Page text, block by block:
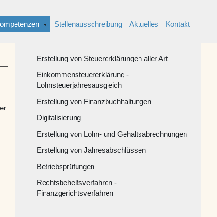
Stellenausschreibung Aktuelles Kontakt
Erstellung von Steuererklärungen aller Art
Einkommensteuererklärung -
Lohnsteuerjahresausgleich
Erstellung von Finanzbuchhaltungen
Digitalisierung
Erstellung von Lohn- und Gehaltsabrechnungen
Erstellung von Jahresabschlüssen
Betriebsprüfungen
Rechtsbehelfsverfahren -
Finanzgerichtsverfahren